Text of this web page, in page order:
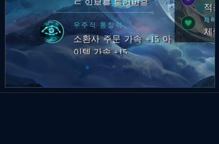
당겨짐
드 일부를 돌려받음
우주적 통찰력
소환사 주문 가속 +15 아
이템 가속 +15
적
체력
체